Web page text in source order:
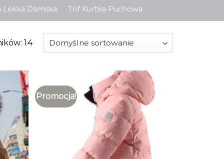
Lekka Damska Tnf Kurtka Puchowa
14
Promocja!